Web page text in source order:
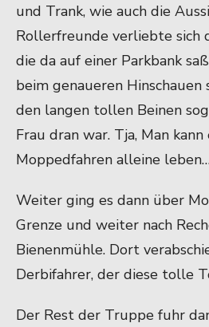
und Trank, wie auch die
Rollerfreunde verliebte sich
die da auf einer Parkbank
beim genaueren Hinschauen
den langen tollen Beinen
Frau dran war. Tja, Man
Moppedfahren alleine
Weiter ging es dann über
Grenze und weiter nach
Bienenmühle. Dort
Derbifahrer, der diese tolle
Der Rest der Truppe fuhr